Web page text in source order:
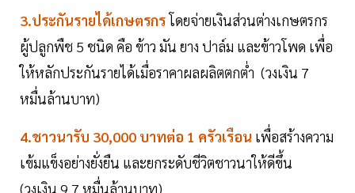
3.ประกันรายได้เกษตรกรโดยจ่ายเงินส่วนต่างเกษตรกร
ผู้ปลูกพืช 5 ชนิด คือ ข้าว มัน ยาง ปาล์ม และข้าวโพด เพื่อ
ให้หลักประกันรายได้เมื่อราคาผลผลิตตกต่ำ (วงเงิน 7
หมื่นล้านบาท)
4.ชาวนารับ 30,000 บาทต่อ 1 ครัวเรือน เพื่อสร้างความ
เข้มแข็งอย่างยั่งยืน และยกระดับชีวิตชาวนาให้ดีขึ้น
(วงเงิน 9.7 หมื่นล้านบาท)